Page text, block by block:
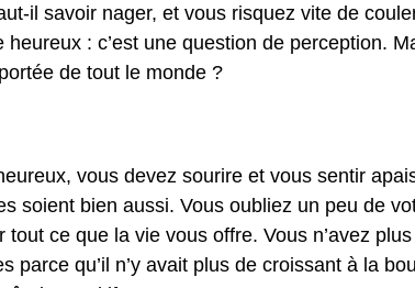
il savoir nager, et vous risquez vite de
heureux : c’est une question de perception.
de tout le monde ?
vous devez sourire et vous sentir
soient bien aussi. Vous oubliez un peu de
tout ce que la vie vous offre. Vous n’avez
parce qu’il n’y avait plus de croissant à la